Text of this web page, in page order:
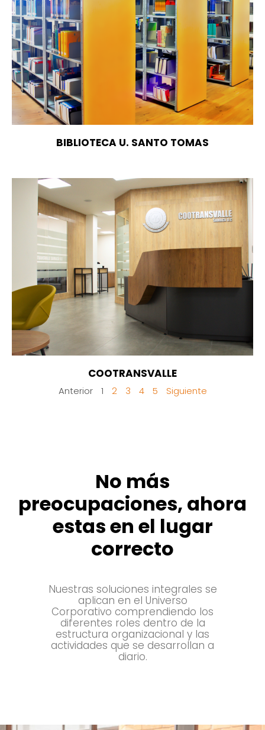
BIBLIOTECA U. SANTO TOMAS
COOTRANSVALLE
Anterior 1 2 3 4 5 Siguiente
No más
preocupaciones, ahora
estas en el lugar
correcto​
Nuestras soluciones integrales se
aplican en el Universo
Corporativo comprendiendo los
diferentes roles dentro de la
estructura organizacional y las
actividades que se desarrollan a
diario.